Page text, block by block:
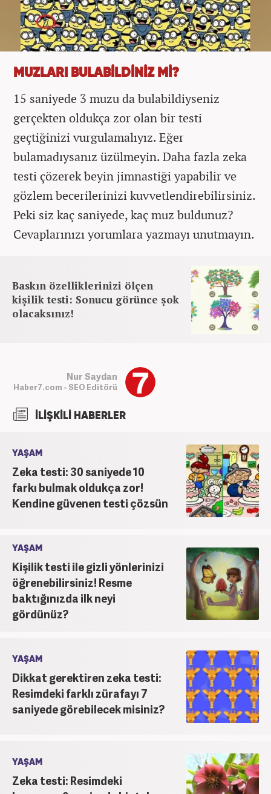
MUZLARI BULABİLDİNİZ Mİ?
15 saniyede 3 muzu da bulabildiyseniz
gerçekten oldukça zor olan bir testi
geçtiğinizi vurgulamalıyız. Eğer
bulamadıysanız üzülmeyin. Daha fazla zeka
testi çözerek beyin jimnastiği yapabilir ve
gözlem becerilerinizi kuvvetlendirebilirsiniz.
Peki siz kaç saniyede, kaç muz buldunuz?
Cevaplarınızı yorumlara yazmayı unutmayın.
Baskın özelliklerinizi ölçen
kişilik testi: Sonucu görünce şok
olacaksınız!
Nur Saydan
Haber7.com - SEO Editörü
İLİŞKİLİ HABERLER
YAŞAM
Zeka testi: 30 saniyede 10
farkı bulmak oldukça zor!
Kendine güvenen testi çözsün
YAŞAM
Kişilik testi ile gizli yönlerinizi
öğrenebilirsiniz! Resme
baktığınızda ilk neyi
gördünüz?
YAŞAM
Dikkat gerektiren zeka testi:
Resimdeki farklı zürafayı 7
saniyede görebilecek misiniz?
YAŞAM
Zeka testi: Resimdeki